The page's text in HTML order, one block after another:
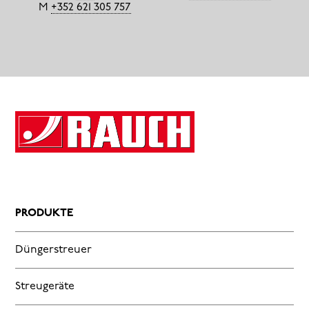
M +352 621 305 757
PRODUKTE
Düngerstreuer
Streugeräte